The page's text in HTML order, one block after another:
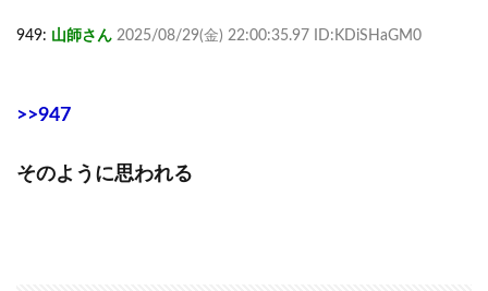
949: 山師さん 2025/08/29(金) 22:00:35.97 ID:KDiSHaGM0
>>947
そのように思われる